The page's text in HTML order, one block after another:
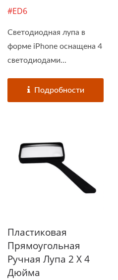
#ED6
Светодиодная лупа в
форме iPhone оснащена 4
светодиодами...
Подробности
Пластиковая
Прямоугольная
Ручная Лупа 2 X 4
Дюйма